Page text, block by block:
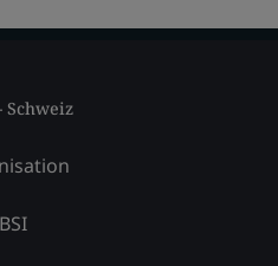
Schweiz